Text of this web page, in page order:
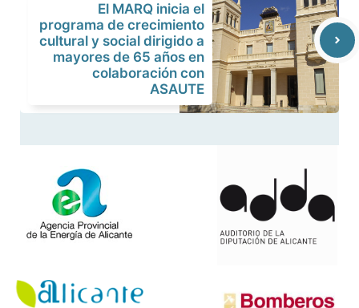
El MARQ inicia el
programa de crecimiento
cultural y social dirigido a
mayores de 65 años en
colaboración con
ASAUTE